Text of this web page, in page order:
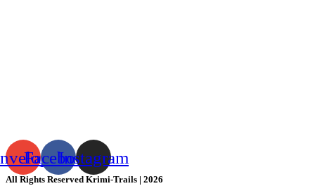
FacebookInstagram
All Rights Reserved Krimi-Trails | 2026